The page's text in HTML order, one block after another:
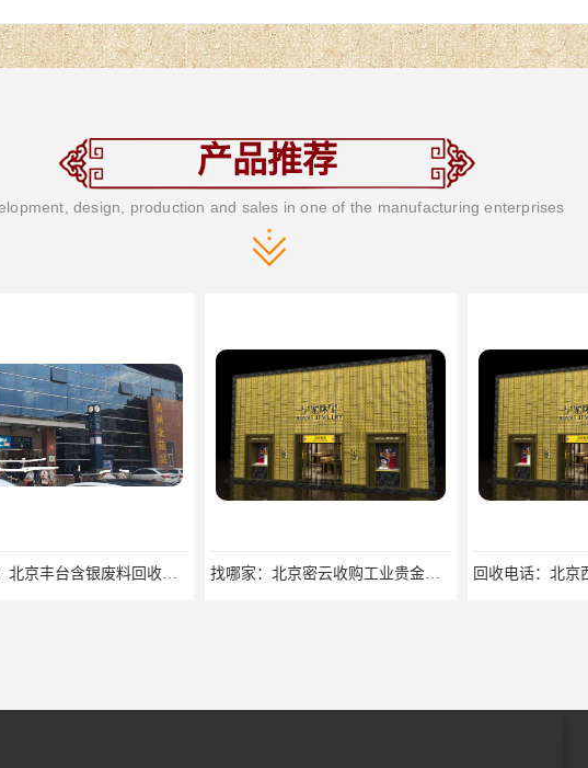
产品推荐
design, production and sales in one of the manufacturing enterprises
找哪家：北京丰台含银废料回收价格咨询 找哪家：北京密云收购工业贵金属价格咨询